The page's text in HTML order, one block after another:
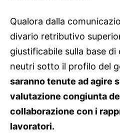
Qualora dalla
divario retributivo
giustificabile sulla base
neutri sotto il profilo del
saranno tenute ad agire
valutazione congiunta
collaborazione con i
lavoratori.